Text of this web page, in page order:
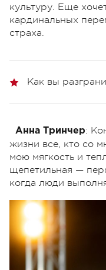
культуру. Еще
кардинальных
страха.
Как вы
Анна Тринчер:
жизни все, кто со
мою мягкость и
щепетильная —
когда люди